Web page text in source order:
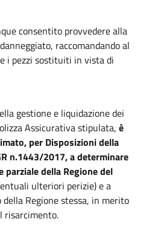
consentito provvedere alla
raccomandando al
i pezzi sostituiti in vista di
gestione e liquidazione dei
Assicurativa stipulata, è
per Disposizioni della
n.1443/2017, a determinare
parziale della Regione del
ulteriori perizie) e a
Regione stessa, in merito
risarcimento.